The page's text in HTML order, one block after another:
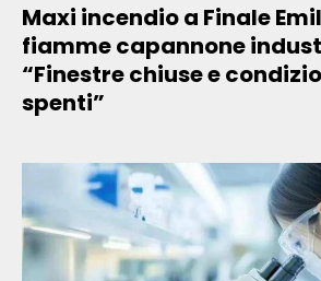
Maxi incendio a Finale
fiamme capannone
“Finestre chiuse e
spenti”